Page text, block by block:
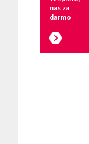
nas za
darmo